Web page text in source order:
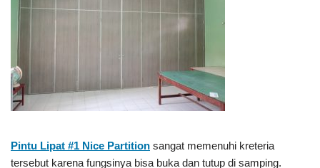
Pintu Lipat #1 Nice Partition sangat memenuhi kreteria
tersebut karena fungsinya bisa buka dan tutup di samping.